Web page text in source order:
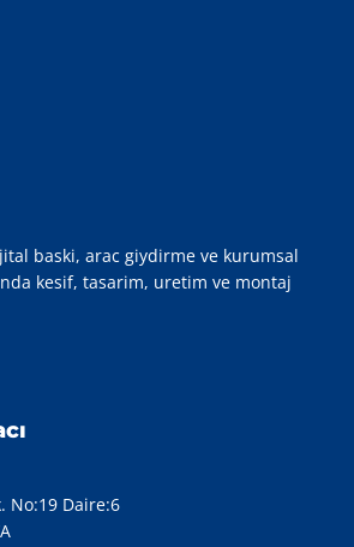
baski, arac giydirme ve kurumsal
kesif, tasarim, uretim ve montaj
No:19 Daire:6